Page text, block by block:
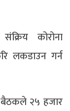
कोरोना
लकडाउन गर्न
बैठकले २५ हजार